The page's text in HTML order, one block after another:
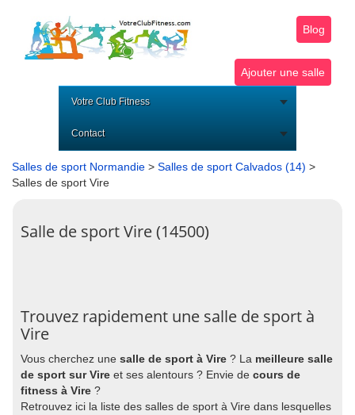
Blog
Ajouter une salle
Votre Club Fitness
Contact
Salles de sport Normandie > Salles de sport Calvados (14) >
Salles de sport Vire
Salle de sport Vire (14500)
Trouvez rapidement une salle de sport à
Vire
Vous cherchez une salle de sport à Vire ? La meilleure salle
de sport sur Vire et ses alentours ? Envie de cours de
fitness à Vire ?
Retrouvez ici la liste des salles de sport à Vire dans lesquelles